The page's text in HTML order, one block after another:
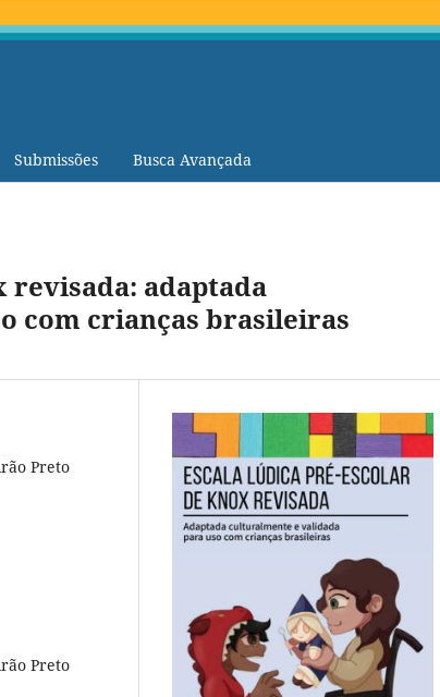
Submissões Busca Avançada
revisada: adaptada
com crianças brasileiras
Preto
Preto